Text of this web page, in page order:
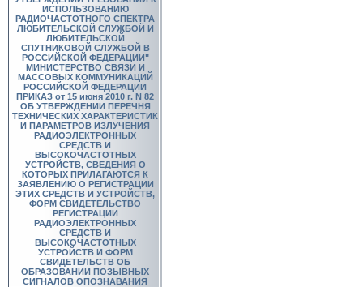
ИСПОЛЬЗОВАНИЮ
РАДИОЧАСТОТНОГО СПЕКТРА
ЛЮБИТЕЛЬСКОЙ СЛУЖБОЙ И
ЛЮБИТЕЛЬСКОЙ
СПУТНИКОВОЙ СЛУЖБОЙ В
РОССИЙСКОЙ ФЕДЕРАЦИИ"
МИНИСТЕРСТВО СВЯЗИ И
МАССОВЫХ КОММУНИКАЦИЙ
РОССИЙСКОЙ ФЕДЕРАЦИИ
ПРИКАЗ от 15 июня 2010 г. N 82
ОБ УТВЕРЖДЕНИИ ПЕРЕЧНЯ
ТЕХНИЧЕСКИХ ХАРАКТЕРИСТИК
И ПАРАМЕТРОВ ИЗЛУЧЕНИЯ
РАДИОЭЛЕКТРОННЫХ
СРЕДСТВ И
ВЫСОКОЧАСТОТНЫХ
УСТРОЙСТВ, СВЕДЕНИЯ О
КОТОРЫХ ПРИЛАГАЮТСЯ К
ЗАЯВЛЕНИЮ О РЕГИСТРАЦИИ
ЭТИХ СРЕДСТВ И УСТРОЙСТВ,
ФОРМ СВИДЕТЕЛЬСТВО
РЕГИСТРАЦИИ
РАДИОЭЛЕКТРОННЫХ
СРЕДСТВ И
ВЫСОКОЧАСТОТНЫХ
УСТРОЙСТВ И ФОРМ
СВИДЕТЕЛЬСТВ ОБ
ОБРАЗОВАНИИ ПОЗЫВНЫХ
СИГНАЛОВ ОПОЗНАВАНИЯ